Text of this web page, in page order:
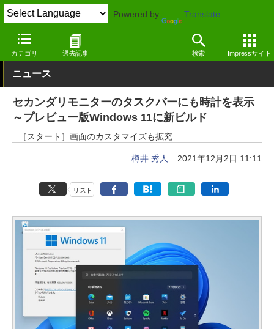
Powered by Translate
カテゴリ 過去記事 検索 Impressサイト
窓の杜 システム・ファイル Windows
ニュース
セカンダリモニターのタスクバーにも時計を表示
～プレビュー版Windows 11に新ビルド
［スタート］画面のカスタマイズも拡充
樽井 秀人 2021年12月2日 11:11
リスト